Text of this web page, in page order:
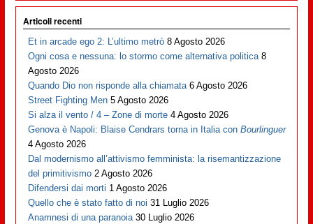
Articoli recenti
Et in arcade ego 2: L’ultimo metrò 8 Agosto 2026
Ogni cosa e nessuna: lo stormo come alternativa politica 8
Agosto 2026
Quando Dio non risponde alla chiamata 6 Agosto 2026
Street Fighting Men 5 Agosto 2026
Si alza il vento / 4 – Zone di morte 4 Agosto 2026
Genova è Napoli: Blaise Cendrars torna in Italia conBourlinguer
4 Agosto 2026
Dal modernismo all’attivismo femminista: la risemantizzazione
del primitivismo 2 Agosto 2026
Difendersi dai morti 1 Agosto 2026
Quello che è stato fatto di noi 31 Luglio 2026
Anamnesi di una paranoia 30 Luglio 2026